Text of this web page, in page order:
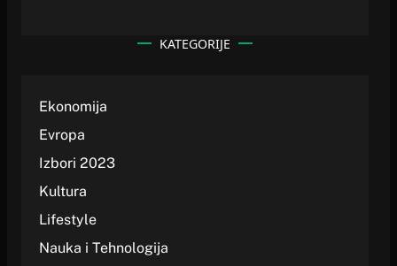
KATEGORIJE
Ekonomija
Evropa
Izbori 2023
Kultura
Lifestyle
Nauka i Tehnologija